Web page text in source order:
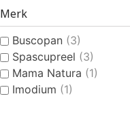
Merk
Buscopan (3)
Spascupreel (3)
Mama Natura (1)
Imodium (1)